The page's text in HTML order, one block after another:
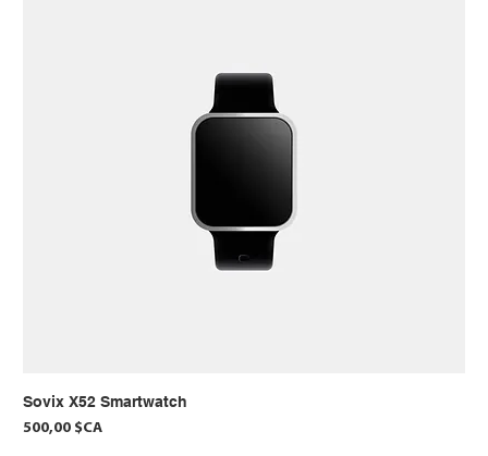
Sovix X52 Smartwatch
Prix
500,00 $CA